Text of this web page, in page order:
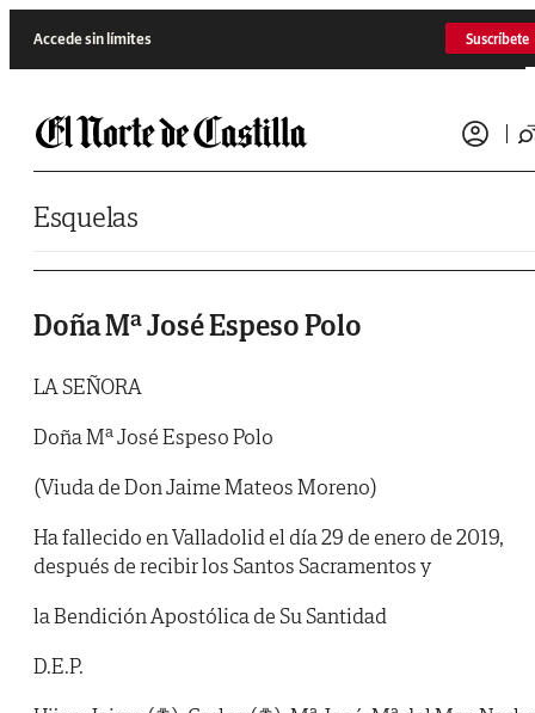
Accede sin límites Suscríbete
Esquelas
Doña Mª José Espeso Polo
LA SEÑORA
Doña Mª José Espeso Polo
(Viuda de Don Jaime Mateos Moreno)
Ha fallecido en Valladolid el día 29 de enero de 2019,
después de recibir los Santos Sacramentos y
la Bendición Apostólica de Su Santidad
D.E.P.